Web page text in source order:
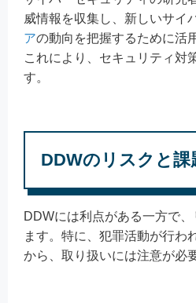
威情報を収集し、新しいサイ
アの動向を把握するために活
これにより、セキュリティ対
す。
DDWのリスクと課
DDWには利点がある一方で
ます。特に、犯罪活動が行わ
から、取り扱いには注意が必